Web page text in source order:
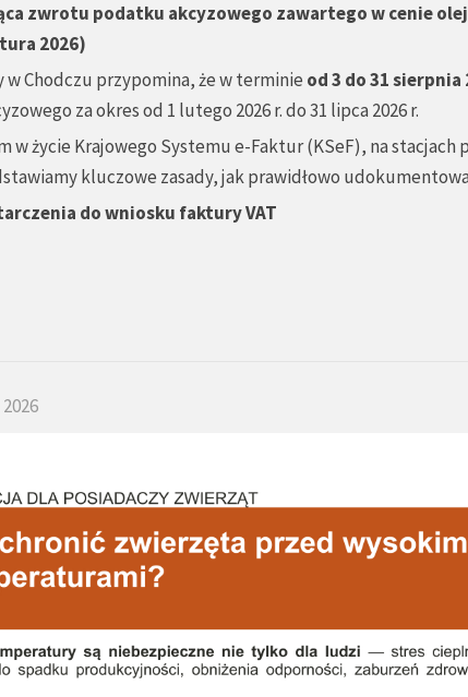
zwrotu podatku akcyzowego zawartego w cenie
2026)
w Chodczu przypomina, że w terminie od 3 do 31 sierpnia
za okres od 1 lutego 2026 r. do 31 lipca 2026 r.
w życie Krajowego Systemu e-Faktur (KSeF), na stacjach
kluczowe zasady, jak prawidłowo
do wniosku faktury VAT